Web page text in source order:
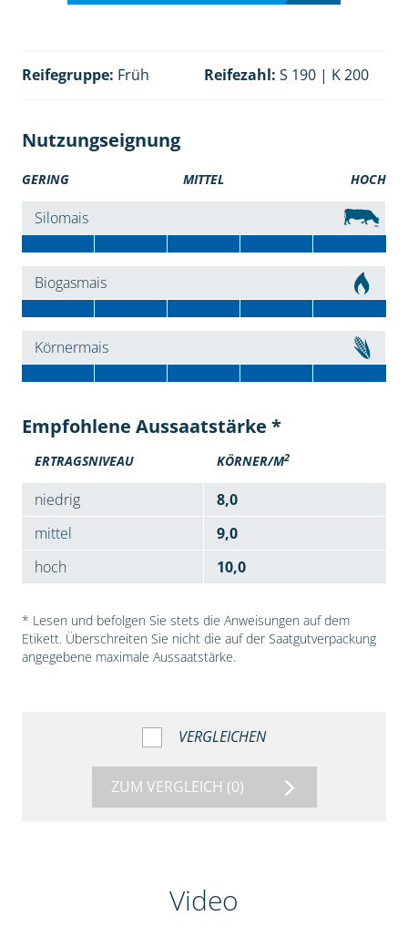
Reifegruppe: Früh Reifezahl: S 190 | K 200
Nutzungseignung
GERING MITTEL HOCH
Silomais
Biogasmais
Körnermais
Empfohlene Aussaatstärke *
ERTRAGSNIVEAU KÖRNER/M2
niedrig
8,0
mittel
9,0
hoch
10,0
* Lesen und befolgen Sie stets die Anweisungen auf dem
Etikett. Überschreiten Sie nicht die auf der Saatgutverpackung
angegebene maximale Aussaatstärke.
VERGLEICHEN
ZUM VERGLEICH (0)
Video